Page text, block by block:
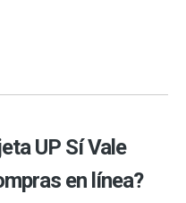
UP Sí Vale
en línea?